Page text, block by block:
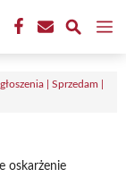
| Sprzedam |
oskarżenie